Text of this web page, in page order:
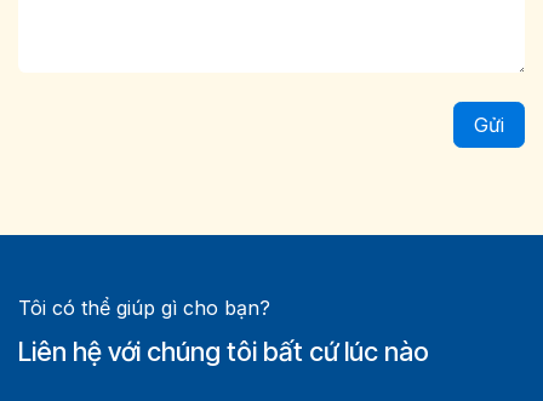
Gửi
Tôi có thể giúp gì cho bạn?
Liên hệ với chúng tôi bất cứ lúc nào